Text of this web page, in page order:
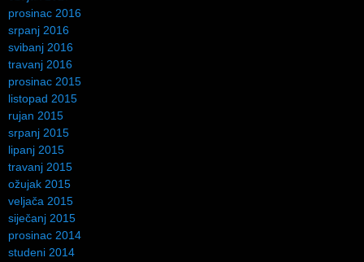
prosinac 2016
srpanj 2016
svibanj 2016
travanj 2016
prosinac 2015
listopad 2015
rujan 2015
srpanj 2015
lipanj 2015
travanj 2015
ožujak 2015
veljača 2015
siječanj 2015
prosinac 2014
studeni 2014